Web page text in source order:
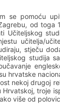
se pomoću
od toga
Učiteljskog
učitelja/
stječu
studija
hrvatske
nekoj drugoj
troje
više od